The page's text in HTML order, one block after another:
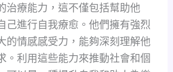
治療能力，這不僅包括幫助他
己進行自我療愈。他們擁有強烈
的情感感受力，能夠深刻理解他
。利用這些能力來推動社會和個